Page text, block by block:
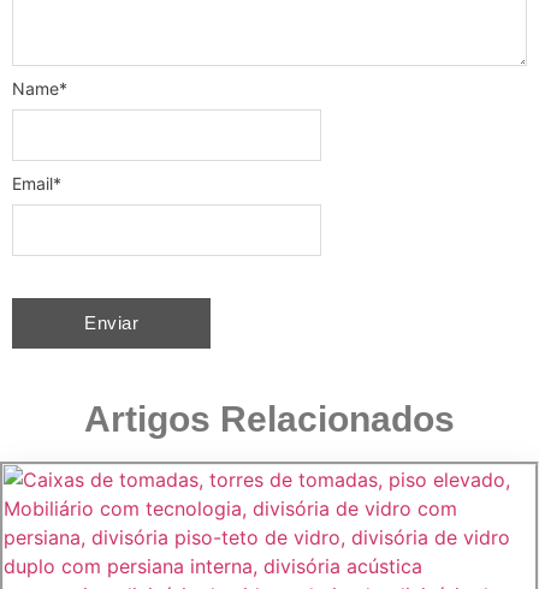
Name*
Email*
Artigos Relacionados